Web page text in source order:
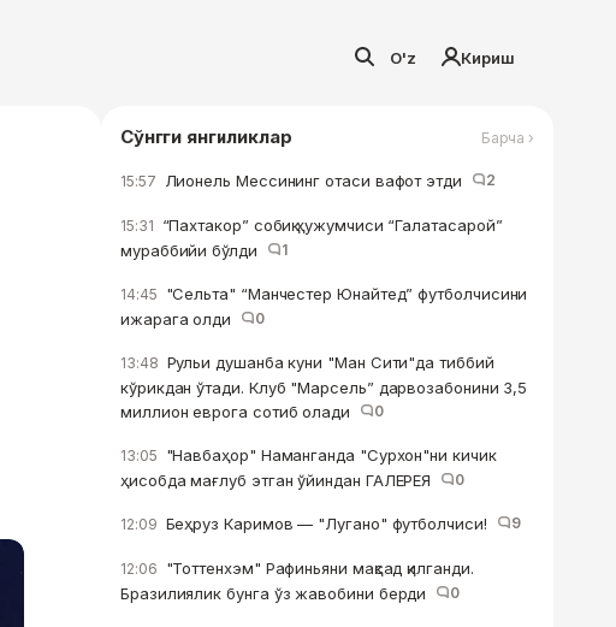
O'z Кириш
Сўнгги янгиликлар Барча ›
15:57 Лионель Мессининг отаси вафот этди 2
15:31 “Пахтакор” собиқ ҳужумчиси “Галатасарой”
мураббийи бўлди
1
14:45 "Сельта" “Манчестер Юнайтед” футболчисини
ижарага олди
0
13:48 Рульи душанба куни "Ман Сити"да тиббий
кўрикдан ўтади. Клуб "Марсель” дарвозабонини 3,5
миллион еврога сотиб олади
0
13:05 "Навбаҳор" Наманганда "Сурхон"ни кичик
ҳисобда мағлуб этган ўйиндан ГАЛЕРЕЯ
0
12:09 Беҳруз Каримов — "Лугано" футболчиси! 9
12:06 "Тоттенхэм" Рафиньяни мақсад қилганди.
Бразилиялик бунга ўз жавобини берди
0